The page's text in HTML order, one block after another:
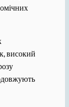
високий